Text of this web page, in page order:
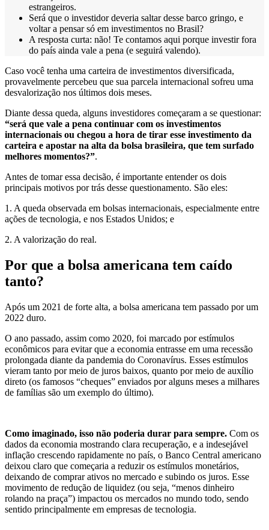
estrangeiros.
Será que o investidor deveria saltar desse barco gringo, e
voltar a pensar só em investimentos no Brasil?
A resposta curta: não! Te contamos aqui porque investir fora
do país ainda vale a pena (e seguirá valendo).
Caso você tenha uma carteira de investimentos diversificada,
provavelmente percebeu que sua parcela internacional sofreu uma
desvalorização nos últimos dois meses.
Diante dessa queda, alguns investidores começaram a se questionar:
“será que vale a pena continuar com os investimentos
internacionais ou chegou a hora de tirar esse investimento da
carteira e apostar na alta da bolsa brasileira, que tem surfado
melhores momentos?”.
Antes de tomar essa decisão, é importante entender os dois
principais motivos por trás desse questionamento. São eles:
1. A queda observada em bolsas internacionais, especialmente entre
ações de tecnologia, e nos Estados Unidos; e
2. A valorização do real.
Por que a bolsa americana tem caído
tanto?
Após um 2021 de forte alta, a bolsa americana tem passado por um
2022 duro.
O ano passado, assim como 2020, foi marcado por estímulos
econômicos para evitar que a economia entrasse em uma recessão
prolongada diante da pandemia do Coronavírus. Esses estímulos
vieram tanto por meio de juros baixos, quanto por meio de auxílio
direto (os famosos “cheques” enviados por alguns meses a milhares
de famílias são um exemplo do último).
Como imaginado, isso não poderia durar para sempre. Com os
dados da economia mostrando clara recuperação, e a indesejável
inflação crescendo rapidamente no país, o Banco Central americano
deixou claro que começaria a reduzir os estímulos monetários,
deixando de comprar ativos no mercado e subindo os juros. Esse
movimento de redução de liquidez (ou seja, “menos dinheiro
rolando na praça”) impactou os mercados no mundo todo, sendo
sentido principalmente em empresas de tecnologia.